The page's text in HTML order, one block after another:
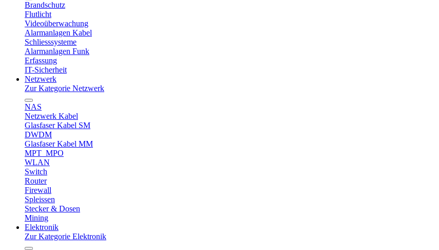
Brandschutz
Flutlicht
Videoüberwachung
Alarmanlagen Kabel
Schliesssysteme
Alarmanlagen Funk
Erfassung
IT-Sicherheit
Netzwerk
Zur Kategorie Netzwerk
NAS
Netzwerk Kabel
Glasfaser Kabel SM
DWDM
Glasfaser Kabel MM
MPT_MPO
WLAN
Switch
Router
Firewall
Spleissen
Stecker & Dosen
Mining
Elektronik
Zur Kategorie Elektronik